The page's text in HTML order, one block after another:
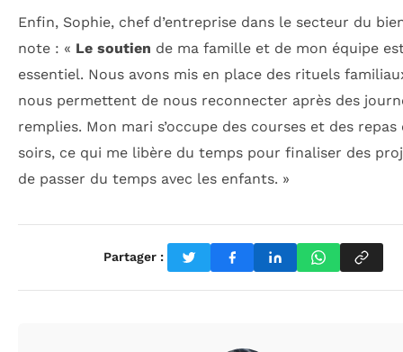
Enfin, Sophie, chef d’entreprise dans le secteur du
note : « Le soutien de ma famille et de mon équipe
essentiel. Nous avons mis en place des rituels
nous permettent de nous reconnecter après des
remplies. Mon mari s’occupe des courses et des
soirs, ce qui me libère du temps pour finaliser des
de passer du temps avec les enfants. »
Partager :